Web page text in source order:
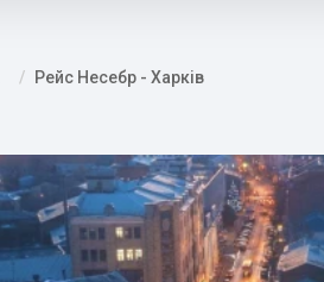
Рейс Несебр - Харків